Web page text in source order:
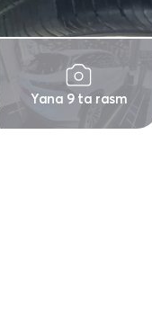
Yana 9 ta rasm